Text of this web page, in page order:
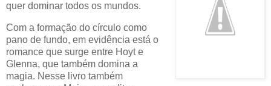
quer dominar todos os mundos.
Com a formação do círculo como
pano de fundo, em evidência está o
romance que surge entre Hoyt e
Glenna, que também domina a
magia. Nesse livro também